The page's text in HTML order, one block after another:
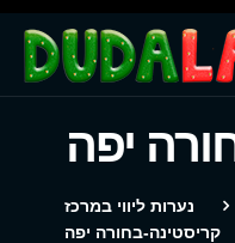
יפה
נערות ליווי במרכז
קריסטינה-בחורה יפה